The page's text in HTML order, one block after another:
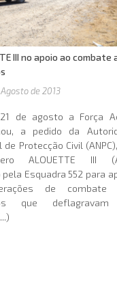
III no apoio ao combate
de 2013
de agosto a Força
a pedido da
de Protecção Civil
ALOUETTE III
pela Esquadra 552 para
de combate
que